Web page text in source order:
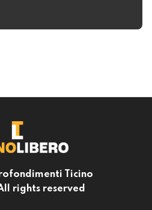
Ticino
rights reserved